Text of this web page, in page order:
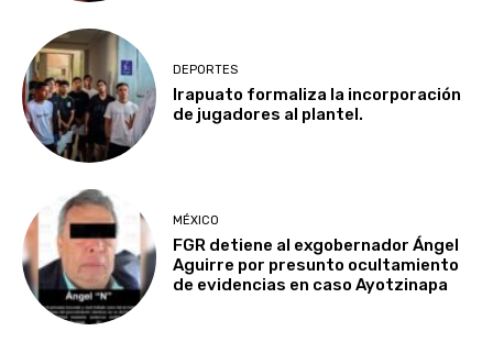
DEPORTES
Irapuato formaliza la incorporación
de jugadores al plantel.
MÉXICO
FGR detiene al exgobernador Ángel
Aguirre por presunto ocultamiento
de evidencias en caso Ayotzinapa